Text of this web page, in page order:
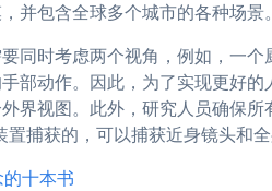
并包含全球多个城市的各种场景。
同时考虑两个视角，例如，一
部动作。因此，为了实现更好
界视图。此外，研究人员确保
捕获的，可以捕获近身镜头和全
十本书